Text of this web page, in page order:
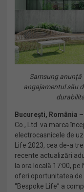
Samsung anunță
angajamentul său
București, România
Co., Ltd. va marca
electrocasnicele de
Life 2023, cea de-a
recente actualizări
la ora locală 17:00,
oferi oportunitatea de
“Bespoke Life” a